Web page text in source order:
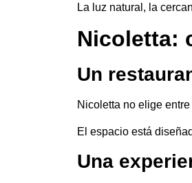
La luz natural, la
Nicoletta:
Un
Nicoletta no elige
El espacio está
Una